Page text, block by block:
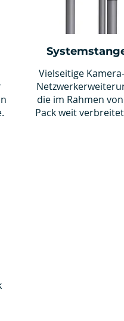
Vielseitige
die im Rahmen
Pack weit